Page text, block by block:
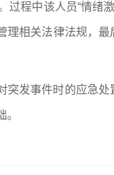
程中该人员“情
理相关法律法规，
突发事件时的应急